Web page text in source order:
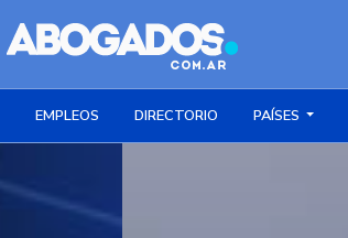
EMPLEOS DIRECTORIO PAÍSES